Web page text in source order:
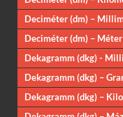
Deciméter (dm) –
Deciméter (dm) –
Dekagramm (dkg) -
Dekagramm (dkg) –
Dekagramm (dkg) –